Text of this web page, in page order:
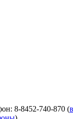
8-8452-740-870 (